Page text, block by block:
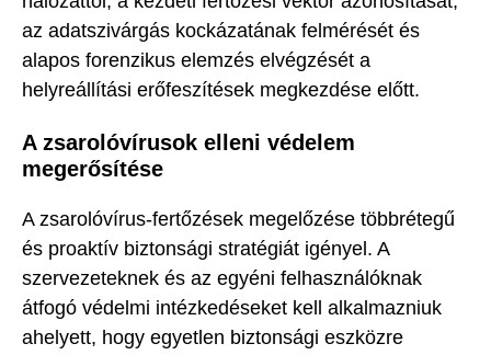
az adatszivárgás kockázatának felmérését és
alapos forenzikus elemzés elvégzését a
helyreállítási erőfeszítések megkezdése előtt.
A zsarolóvírusok elleni védelem
megerősítése
A zsarolóvírus-fertőzések megelőzése többrétegű
és proaktív biztonsági stratégiát igényel. A
szervezeteknek és az egyéni felhasználóknak
átfogó védelmi intézkedéseket kell alkalmazniuk
ahelyett, hogy egyetlen biztonsági eszközre